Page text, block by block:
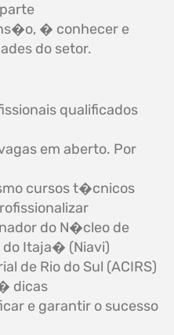
� conhecer e
do setor.
qualificados
em aberto. Por
cursos t�cnicos
do N�cleo de
Itaja� (Niavi)
de Rio do Sul (ACIRS)
dicas
e garantir o sucesso